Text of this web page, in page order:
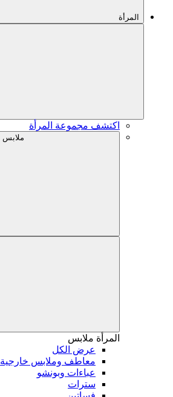
المرأة
اكتشف مجموعة المرأة
ملابس
المرأة ملابس
عرض الكل
معاطف وملابس خارجية
عباءات وبونشو
سترات